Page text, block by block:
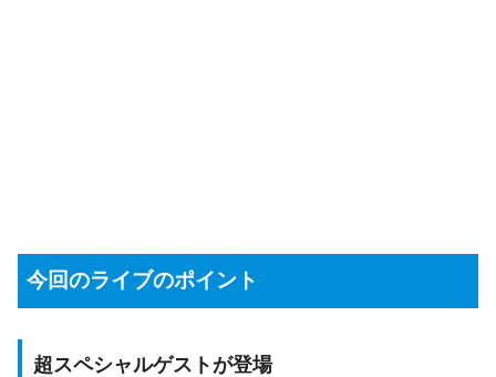
今回のライブのポイント
超スペシャルゲストが登場